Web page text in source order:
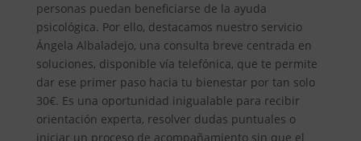
personas puedan beneficiarse de la ayuda
psicológica. Por ello, destacamos nuestro servicio
Ángela Albaladejo, una consulta breve centrada en
soluciones, disponible vía telefónica, que te permite
dar ese primer paso hacia tu bienestar por tan solo
30€. Es una oportunidad inigualable para recibir
orientación experta, resolver dudas puntuales o
iniciar un proceso de acompañamiento sin que el